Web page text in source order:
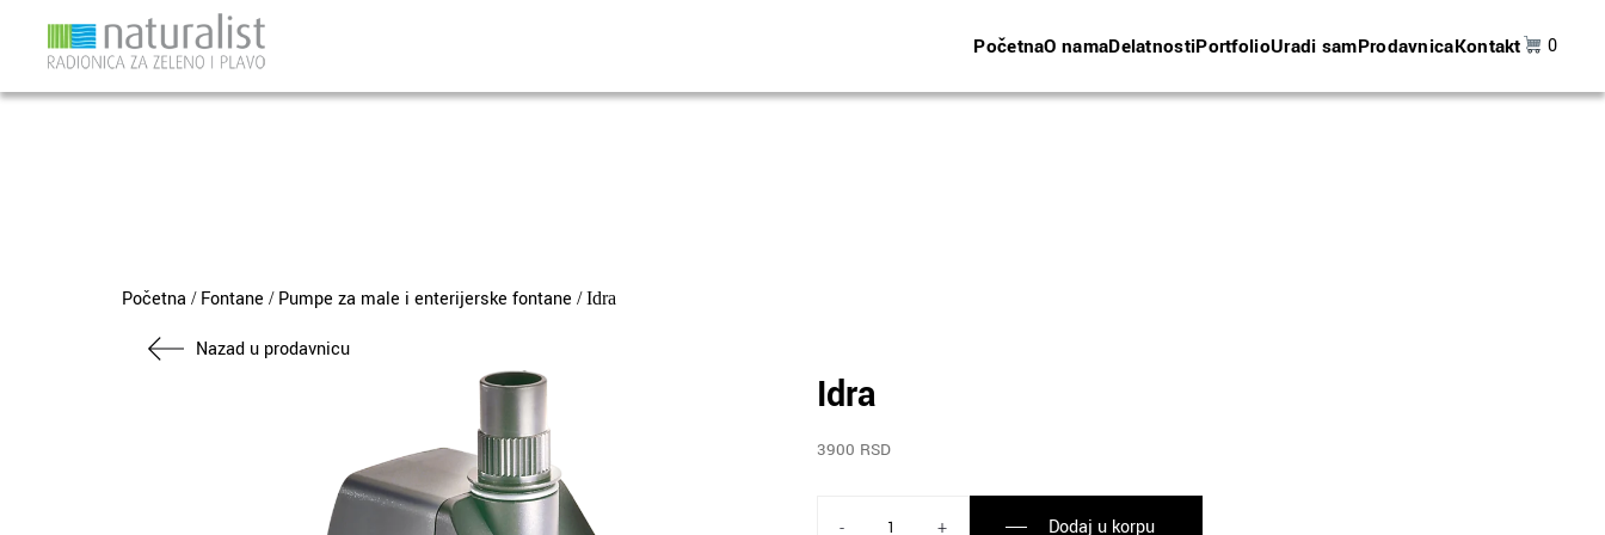
PočetnaO namaDelatnostiPortfolioUradi samProdavnicaKontakt 0
Početna / Fontane / Pumpe za male i enterijerske fontane / Idra
Nazad u prodavnicu
Idra
3900 RSD
- + Dodaj u korpu